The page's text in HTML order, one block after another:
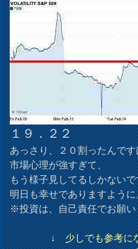
１９．２２
あっさり、２０割ったんで
市場心理が強すぎて、
もう様子見してるしかない
明日も幸せでありますよう
※投資は、自己責任でお願い
↓ 少しでも参考にな